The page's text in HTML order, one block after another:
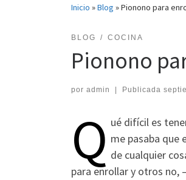
Inicio »Blog »Pionono para
BLOG COCINA
Pionono
por admin Publicada
Q ué difícil es
me pasaba que
de cualquier
para enrollar y otros no,